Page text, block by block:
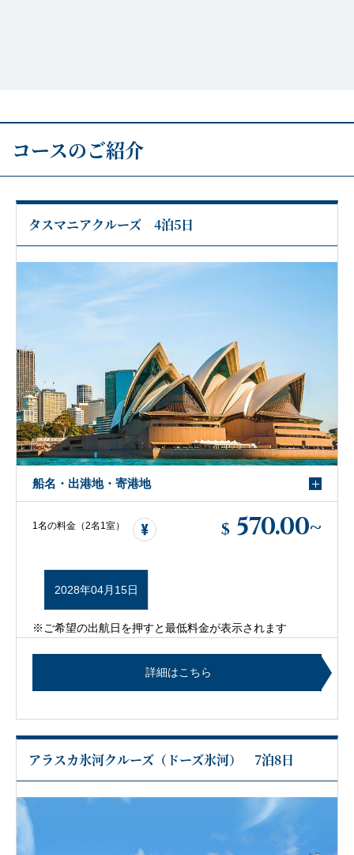
コースのご紹介
タスマニアクルーズ 4泊5日
船名・出港地・寄港地
1名の料金（2名1室） $ 570.00~
2028年04月15日
※ご希望の出航日を押すと最低料金が表示されます
詳細はこちら
アラスカ氷河クルーズ（ドーズ氷河） 7泊8日